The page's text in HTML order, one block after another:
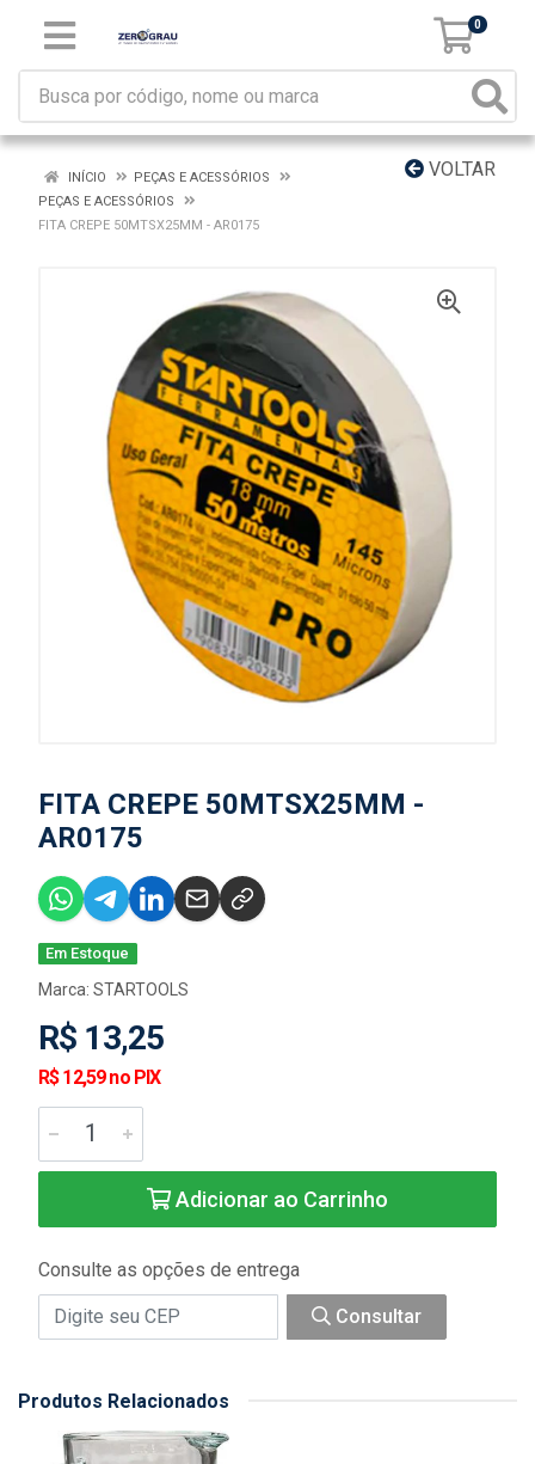
0
VOLTAR
INÍCIO
PEÇAS E ACESSÓRIOS
PEÇAS E ACESSÓRIOS
FITA CREPE 50MTSX25MM - AR0175
FITA CREPE 50MTSX25MM -
AR0175
Em Estoque
Marca: STARTOOLS
R$ 13,25
R$ 12,59 no PIX
Adicionar ao Carrinho
Consulte as opções de entrega
Consultar
Produtos Relacionados